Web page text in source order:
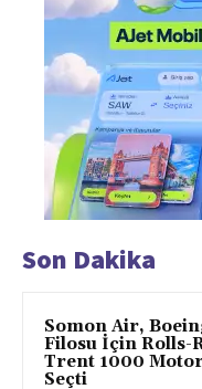
Son Dakika
Somon Air,
Filosu İçin Rolls-
Trent 1000
Seçti